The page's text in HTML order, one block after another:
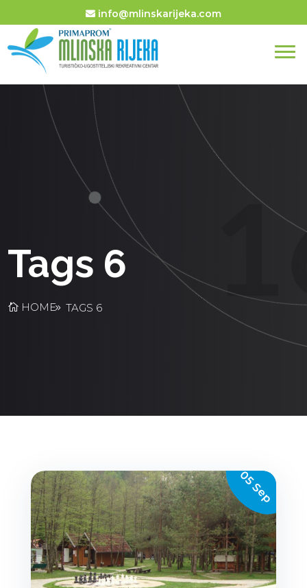
info@mlinskarijeka.com
Tags 6
HOME TAGS 6
05 Sep